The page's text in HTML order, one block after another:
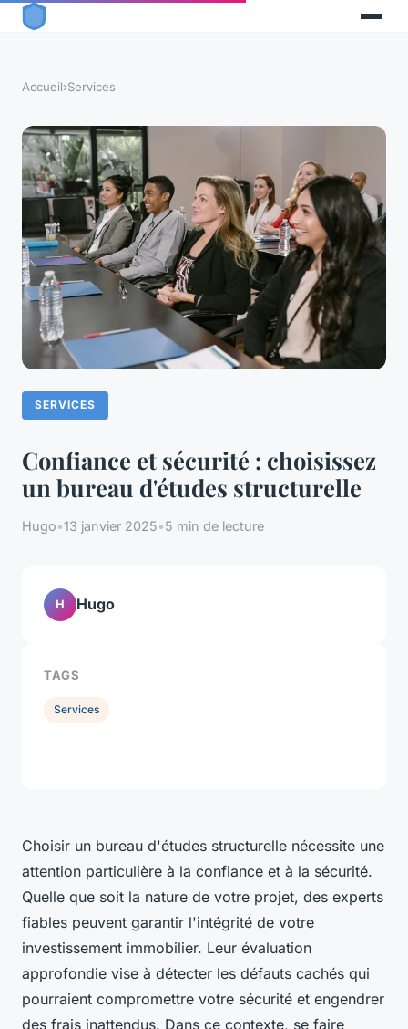
Accueil›Services
SERVICES
Confiance et sécurité : choisissez
un bureau d'études structurelle
Hugo•13 janvier 2025•5 min de lecture
Choisir un bureau d'études structurelle nécessite une
attention particulière à la confiance et à la sécurité.
Quelle que soit la nature de votre projet, des experts
fiables peuvent garantir l'intégrité de votre
investissement immobilier. Leur évaluation
approfondie vise à détecter les défauts cachés qui
pourraient compromettre votre sécurité et engendrer
des frais inattendus. Dans ce contexte, se faire
H Hugo
TAGS
Services